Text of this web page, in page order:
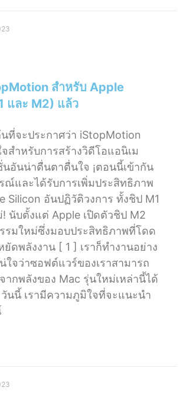
สำหรับ Apple
และ M2) แล้ว
นที่จะประกาศว่า iStopMotion
สำหรับการสร้างวิดีโอแอนิเม
อันน่าตื่นตาตื่นใจ ¡ตอนนี้เข้ากัน
ณ์และได้รับการเพิ่มประสิทธิภาพ
Silicon อันปฏิวัติวงการ ทั้งชิป M1
นับตั้งแต่ Apple เปิดตัวชิป M2
รมใหม่ซึ่งมอบประสิทธิภาพที่โดด
ยัดพลังงาน [ 1 ] เราก็ทำงานอย่าง
ใจว่าซอฟต์แวร์ของเราสามารถ
ากพลังของ Mac รุ่นใหม่เหล่านี้ได้
นนี้ เรามีความภูมิใจที่จะแนะนำ